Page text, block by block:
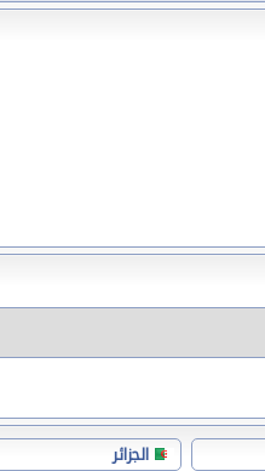
الجزائر